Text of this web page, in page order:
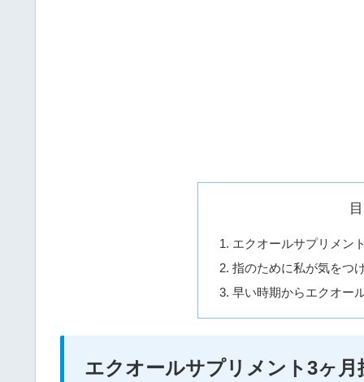
エクオールサプリメン
指のために私が気をつ
早い時期からエクオー
エクオールサプリメント3ヶ